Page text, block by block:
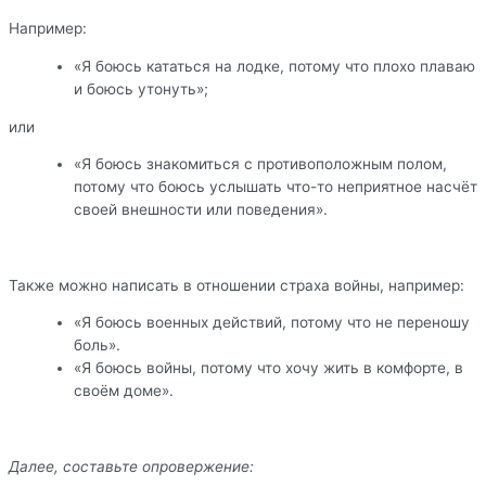
Например:
«Я боюсь кататься на лодке, потому что плохо плаваю
и боюсь утонуть»;
или
«Я боюсь знакомиться с противоположным полом,
потому что боюсь услышать что-то неприятное насчёт
своей внешности или поведения».
Также можно написать в отношении страха войны, например:
«Я боюсь военных действий, потому что не переношу
боль».
«Я боюсь войны, потому что хочу жить в комфорте, в
своём доме».
Далее, составьте опровержение: